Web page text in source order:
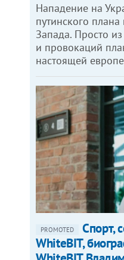
Нападение на
путинского
Запада. Просто
и провокаций
настоящей
PROMOTED
Спорт,
WhiteBIT,